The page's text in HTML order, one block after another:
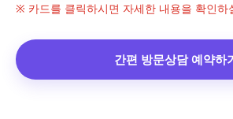
※ 카드를 클릭하시면 자세한 내용을 확인하
간편 방문상담 예약하